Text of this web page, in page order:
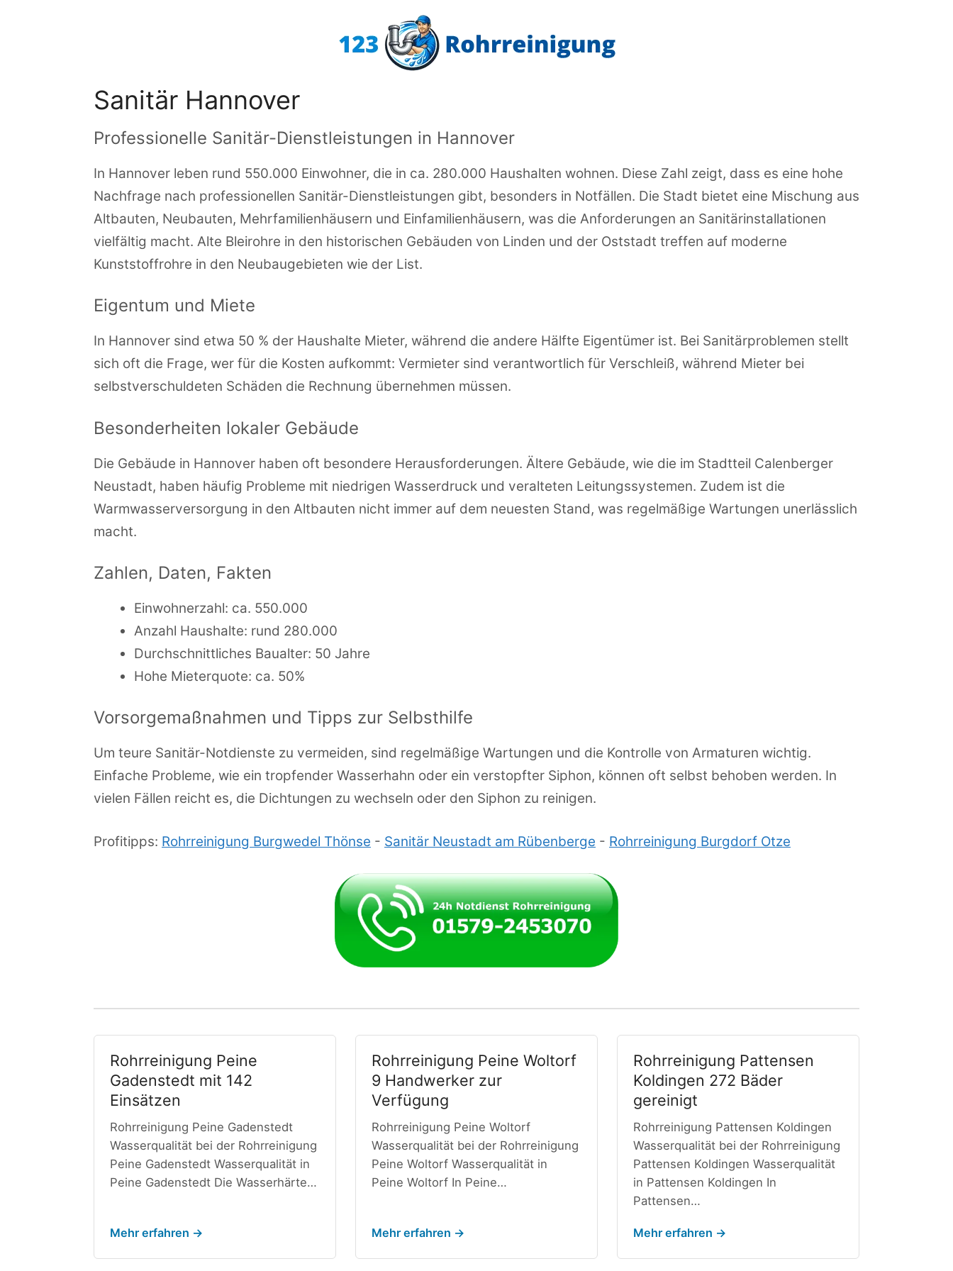
Sanitär Hannover
Professionelle Sanitär-Dienstleistungen in Hannover
In Hannover leben rund 550.000 Einwohner, die in ca. 280.000 Haushalten wohnen. Diese Zahl zeigt, dass es eine hohe
Nachfrage nach professionellen Sanitär-Dienstleistungen gibt, besonders in Notfällen. Die Stadt bietet eine Mischung aus
Altbauten, Neubauten, Mehrfamilienhäusern und Einfamilienhäusern, was die Anforderungen an Sanitärinstallationen
vielfältig macht. Alte Bleirohre in den historischen Gebäuden von Linden und der Oststadt treffen auf moderne
Kunststoffrohre in den Neubaugebieten wie der List.
Eigentum und Miete
In Hannover sind etwa 50 % der Haushalte Mieter, während die andere Hälfte Eigentümer ist. Bei Sanitärproblemen stellt
sich oft die Frage, wer für die Kosten aufkommt: Vermieter sind verantwortlich für Verschleiß, während Mieter bei
selbstverschuldeten Schäden die Rechnung übernehmen müssen.
Besonderheiten lokaler Gebäude
Die Gebäude in Hannover haben oft besondere Herausforderungen. Ältere Gebäude, wie die im Stadtteil Calenberger
Neustadt, haben häufig Probleme mit niedrigen Wasserdruck und veralteten Leitungssystemen. Zudem ist die
Warmwasserversorgung in den Altbauten nicht immer auf dem neuesten Stand, was regelmäßige Wartungen unerlässlich
macht.
Zahlen, Daten, Fakten
Einwohnerzahl: ca. 550.000
Anzahl Haushalte: rund 280.000
Durchschnittliches Baualter: 50 Jahre
Hohe Mieterquote: ca. 50%
Vorsorgemaßnahmen und Tipps zur Selbsthilfe
Um teure Sanitär-Notdienste zu vermeiden, sind regelmäßige Wartungen und die Kontrolle von Armaturen wichtig.
Einfache Probleme, wie ein tropfender Wasserhahn oder ein verstopfter Siphon, können oft selbst behoben werden. In
vielen Fällen reicht es, die Dichtungen zu wechseln oder den Siphon zu reinigen.
Profitipps: Rohrreinigung Burgwedel Thönse - Sanitär Neustadt am Rübenberge - Rohrreinigung Burgdorf Otze
Rohrreinigung Peine
Gadenstedt mit 142
Einsätzen
Rohrreinigung Peine Gadenstedt
Wasserqualität bei der Rohrreinigung
Peine Gadenstedt Wasserqualität in
Peine Gadenstedt Die Wasserhärte…
Mehr erfahren →
Rohrreinigung Peine Woltorf
9 Handwerker zur
Verfügung
Rohrreinigung Peine Woltorf
Wasserqualität bei der Rohrreinigung
Peine Woltorf Wasserqualität in
Peine Woltorf In Peine…
Mehr erfahren →
Rohrreinigung Pattensen
Koldingen 272 Bäder
gereinigt
Rohrreinigung Pattensen Koldingen
Wasserqualität bei der Rohrreinigung
Pattensen Koldingen Wasserqualität
in Pattensen Koldingen In
Pattensen…
Mehr erfahren →